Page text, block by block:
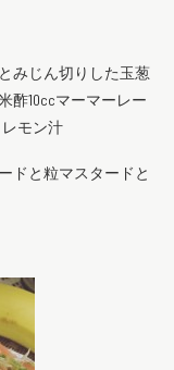
みじん切りした玉葱
酢10ccマーマーレー
モン汁
ドと粒マスタードと